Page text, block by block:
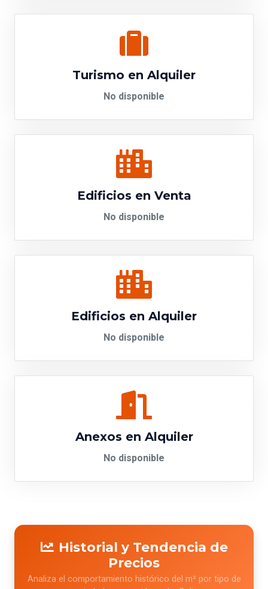
Turismo en Alquiler
No disponible
Edificios en Venta
No disponible
Edificios en Alquiler
No disponible
Anexos en Alquiler
No disponible
Historial y Tendencia de
Precios
Analiza el comportamiento histórico del m² por tipo de